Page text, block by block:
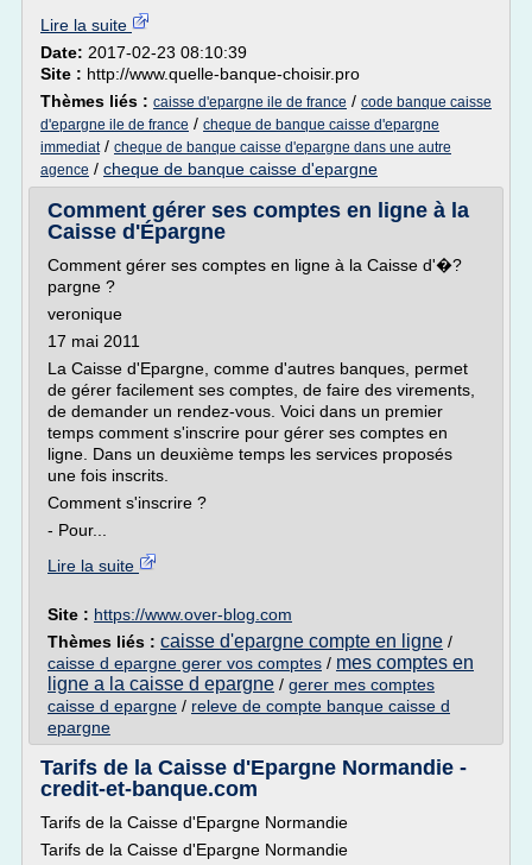
Lire la suite
Date: 2017-02-23 08:10:39
Site : http://www.quelle-banque-choisir.pro
Thèmes liés : caisse d'epargne ile de france / code banque caisse
d'epargne ile de france / cheque de banque caisse d'epargne
immediat/ cheque de banque caisse d'epargne dans une autre
agence / cheque de banque caisse d'epargne
Comment gérer ses comptes en ligne à la
Caisse d'Épargne
Comment gérer ses comptes en ligne à la Caisse d'�?
pargne ?
veronique
17 mai 2011
La Caisse d'Epargne, comme d'autres banques, permet
de gérer facilement ses comptes, de faire des virements,
de demander un rendez-vous. Voici dans un premier
temps comment s'inscrire pour gérer ses comptes en
ligne. Dans un deuxième temps les services proposés
une fois inscrits.
Comment s'inscrire ?
- Pour...
Lire la suite
Site : https://www.over-blog.com
Thèmes liés : caisse d'epargne compte en ligne /
caisse d epargne gerer vos comptes / mes comptes en
ligne a la caisse d epargne / gerer mes comptes
caisse d epargne / releve de compte banque caisse d
epargne
Tarifs de la Caisse d'Epargne Normandie -
credit-et-banque.com
Tarifs de la Caisse d'Epargne Normandie
Tarifs de la Caisse d'Epargne Normandie